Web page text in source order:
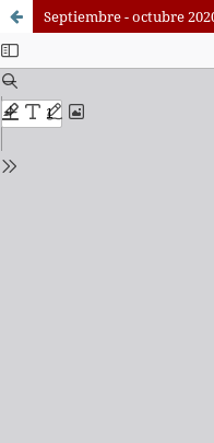
Septiembre - octubre